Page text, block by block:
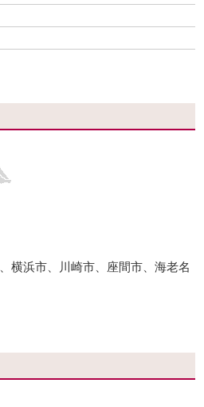
横浜市、川崎市、座間市、海老名